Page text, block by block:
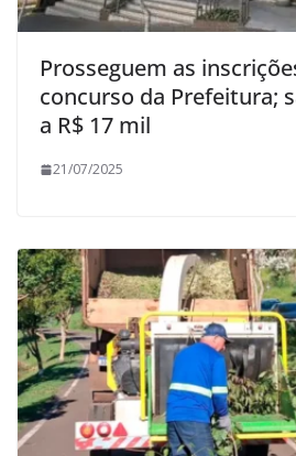
Prosseguem as
concurso da Prefeitura;
a R$ 17 mil
21/07/2025